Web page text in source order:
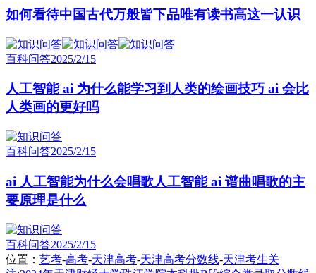
如何看待中国古代万般皆下品唯有读书高这一认识
百科问答2025/2/15
人工智能 ai 为什么能学习到人类的绘画技巧 ai 会比
人类画的更好吗
百科问答2025/2/15
ai 人工智能为什么会唱歌人工智能 ai 谱曲唱歌的主
要原理是什么
百科问答2025/2/15
位置： 艺考-高考-天津高考-天津高考分数线-天津考生关